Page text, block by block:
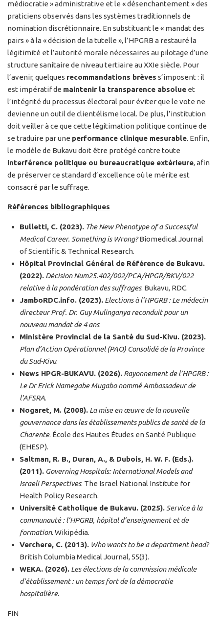
médiocratie » administrative et le « désenchantement » des
praticiens observés dans les systèmes traditionnels de
nomination discrétionnaire. En substituant le « mandat des
pairs » à la « décision de la tutelle », l’HPGRB a restauré la
légitimité et l’autorité morale nécessaires au pilotage d’une
structure sanitaire de niveau tertiaire au XXIe siècle. Pour
l’avenir, quelques recommandations brèves s’imposent : il
est impératif de maintenir la transparence absolue et
l’intégrité du processus électoral pour éviter que le vote ne
devienne un outil de clientélisme local. De plus, l’institution
doit veiller à ce que cette légitimation politique continue de
se traduire par une performance clinique mesurable. Enfin,
le modèle de Bukavu doit être protégé contre toute
interférence politique ou bureaucratique extérieure, afin
de préserver ce standard d’excellence où le mérite est
consacré par le suffrage.
Références bibliographiques
Bulletti, C. (2023). The New Phenotype of a Successful
Medical Career. Something is Wrong?Biomedical Journal
of Scientific & Technical Research.
Hôpital Provincial Général de Référence de Bukavu.
(2022). Décision Num25.402/002/PCA/HPGR/BKV/022
relative à la pondération des suffrages. Bukavu, RDC.
JamboRDC.info. (2023). Elections à l’HPGRB : Le médecin
directeur Prof. Dr. Guy Mulinganya reconduit pour un
nouveau mandat de 4 ans.
Ministère Provincial de la Santé du Sud-Kivu. (2023).
Plan d’Action Opérationnel (PAO) Consolidé de la Province
du Sud-Kivu.
News HPGR-BUKAVU. (2026). Rayonnement de l’HPGRB :
Le Dr Erick Namegabe Mugabo nommé Ambassadeur de
l’AFSRA.
Nogaret, M. (2008). La mise en œuvre de la nouvelle
gouvernance dans les établissements publics de santé de la
Charente. École des Hautes Études en Santé Publique
(EHESP).
Saltman, R. B., Duran, A., & Dubois, H. W. F. (Eds.).
(2011). Governing Hospitals: International Models and
Israeli Perspectives. The Israel National Institute for
Health Policy Research.
Université Catholique de Bukavu. (2025). Service à la
communauté : l’HPGRB, hôpital d’enseignement et de
formation. Wikipédia.
Verchere, C. (2013). Who wants to be a department head?
British Columbia Medical Journal, 55(3).
WEKA. (2026). Les élections de la commission médicale
d’établissement : un temps fort de la démocratie
hospitalière.
FIN